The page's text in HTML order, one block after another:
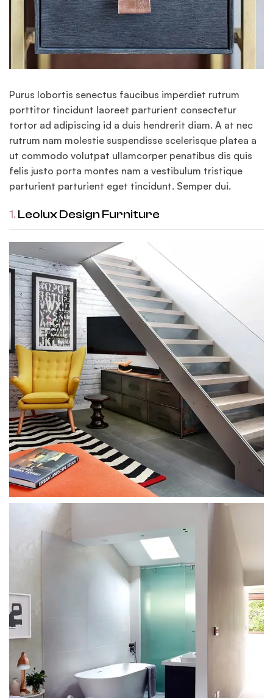
Purus lobortis senectus faucibus imperdiet rutrum
porttitor tincidunt laoreet parturient consectetur
tortor ad adipiscing id a duis hendrerit diam. A at nec
rutrum nam molestie suspendisse scelerisque platea a
ut commodo volutpat ullamcorper penatibus dis quis
felis justo porta montes nam a vestibulum tristique
parturient parturient eget tincidunt. Semper dui.
1. Leolux Design Furniture